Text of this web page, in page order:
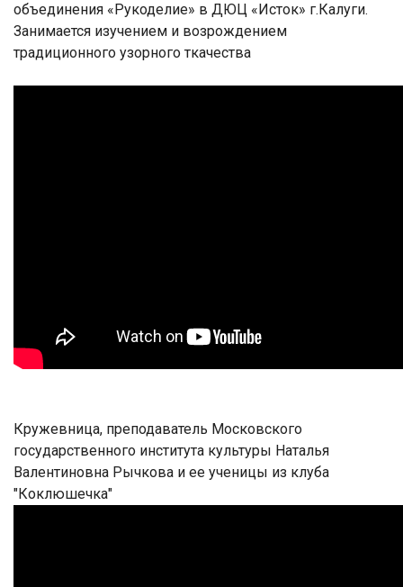
объединения «Рукоделие» в ДЮЦ «Исток» г.Калуги.
Занимается изучением и возрождением
традиционного узорного ткачества
Кружевница, преподаватель Московского
государственного института культуры Наталья
Валентиновна Рычкова и ее ученицы из клуба
"Коклюшечка"